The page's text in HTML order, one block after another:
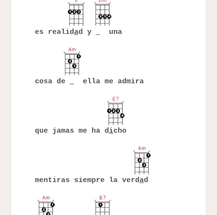
es realidad y una
cosa de ella me admira
que jamas me ha dicho
mentiras siempre la verdad